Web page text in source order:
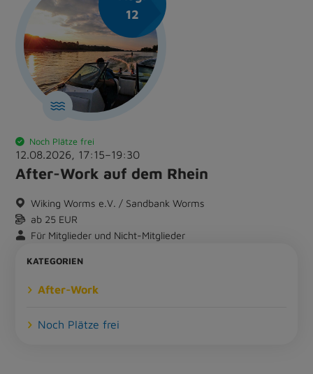
12
Noch Plätze frei
12.08.2026, 17:15–19:30
After-Work auf dem Rhein
Wiking Worms e.V. / Sandbank Worms
ab 25 EUR
Für Mitglieder und Nicht-Mitglieder
KATEGORIEN
After-Work
Noch Plätze frei